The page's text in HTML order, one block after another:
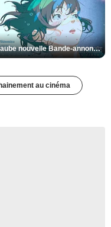
Une aube nouvelle Bande-annonce VO STFR
au cinéma